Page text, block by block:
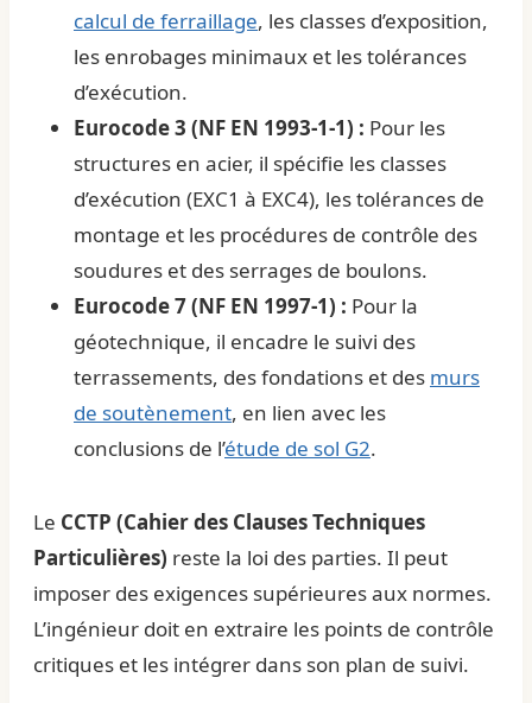
calcul de ferraillage, les classes d’exposition,
les enrobages minimaux et les tolérances
d’exécution.
Eurocode 3 (NF EN 1993-1-1) : Pour les
structures en acier, il spécifie les classes
d’exécution (EXC1 à EXC4), les tolérances de
montage et les procédures de contrôle des
soudures et des serrages de boulons.
Eurocode 7 (NF EN 1997-1) : Pour la
géotechnique, il encadre le suivi des
terrassements, des fondations et des murs
de soutènement, en lien avec les
conclusions de l’étude de sol G2.
Le CCTP (Cahier des Clauses Techniques
Particulières) reste la loi des parties. Il peut
imposer des exigences supérieures aux normes.
L’ingénieur doit en extraire les points de contrôle
critiques et les intégrer dans son plan de suivi.